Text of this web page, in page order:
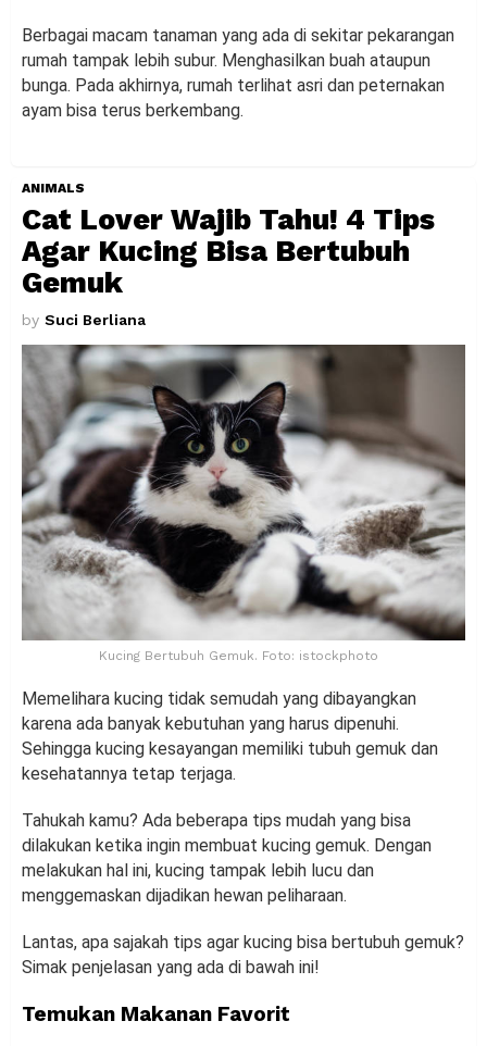
Berbagai macam tanaman yang ada di sekitar pekarangan
rumah tampak lebih subur. Menghasilkan buah ataupun
bunga. Pada akhirnya, rumah terlihat asri dan peternakan
ayam bisa terus berkembang.
ANIMALS
Cat Lover Wajib Tahu! 4 Tips
Agar Kucing Bisa Bertubuh
Gemuk
by Suci Berliana
Kucing Bertubuh Gemuk. Foto: istockphoto
Memelihara kucing tidak semudah yang dibayangkan
karena ada banyak kebutuhan yang harus dipenuhi.
Sehingga kucing kesayangan memiliki tubuh gemuk dan
kesehatannya tetap terjaga.
Tahukah kamu? Ada beberapa tips mudah yang bisa
dilakukan ketika ingin membuat kucing gemuk. Dengan
melakukan hal ini, kucing tampak lebih lucu dan
menggemaskan dijadikan hewan peliharaan.
Lantas, apa sajakah tips agar kucing bisa bertubuh gemuk?
Simak penjelasan yang ada di bawah ini!
Temukan Makanan Favorit